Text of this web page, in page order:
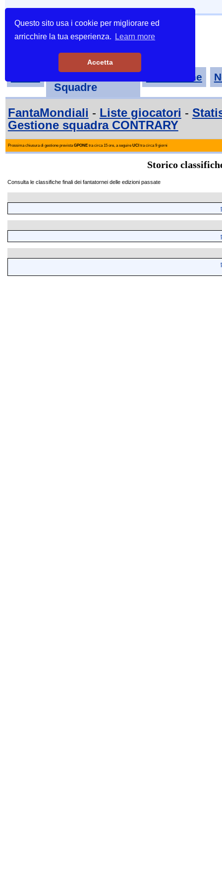
Questo sito usa i cookie per migliorare ed
arricchire la tua esperienza.
Learn more
Accetta
Tornei-
Squadre
Classifiche
FantaMondiali - Liste giocatori -
Gestione squadra CONTRARY
Prossima chiusura di gestione previstaGPONEtra circa 15 ore, a seguire UCI tra circa 9 giorni
Storico
Consulta le classifiche finali dei fantatornei delle edizioni passate